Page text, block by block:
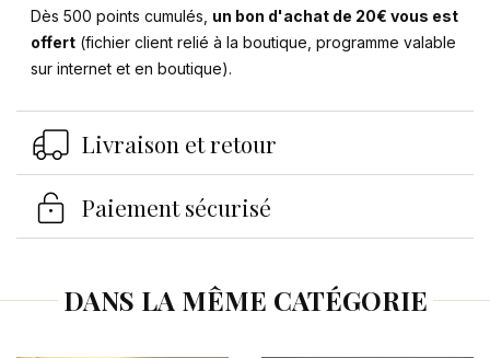
Dès 500 points cumulés, un bon d'achat de 20€ vous est
offert(fichier client relié à la boutique, programme valable
sur internet et en boutique).
Livraison et retour
Paiement sécurisé
DANS LA MÊME CATÉGORIE
Se connecter ×
Vous devez être connecté pour enregistrer des
produits dans votre liste d'envies.